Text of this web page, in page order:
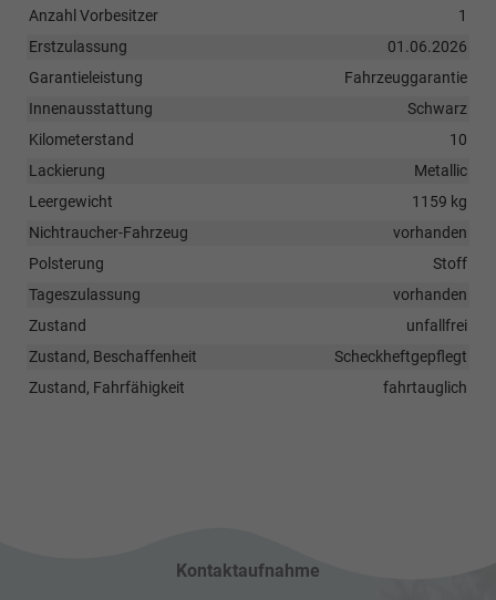
Anzahl Vorbesitzer
1
Erstzulassung
01.06.2026
Garantieleistung
Fahrzeuggarantie
Innenausstattung
Schwarz
Kilometerstand
10
Lackierung
Metallic
Leergewicht
1159 kg
Nichtraucher-Fahrzeug
vorhanden
Polsterung
Stoff
Tageszulassung
vorhanden
Zustand
unfallfrei
Zustand, Beschaffenheit
Scheckheftgepflegt
Zustand, Fahrfähigkeit
fahrtauglich
Kontaktaufnahme